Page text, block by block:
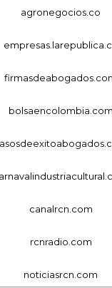
agronegocios.co
bolsaencolombia.com
canalrcn.com
rcnradio.com
noticiasrcn.com